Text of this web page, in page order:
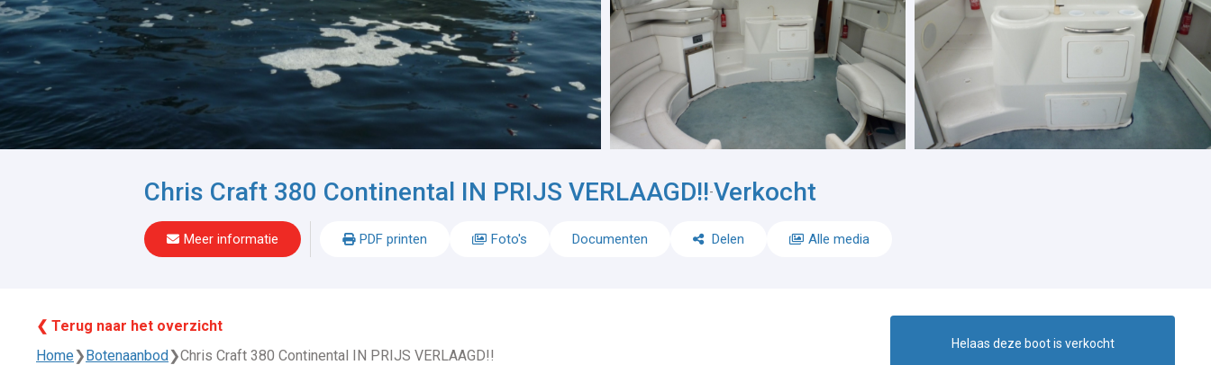
Chris Craft 380 Continental IN PRIJS VERLAAGD!!-Verkocht
Meer informatie PDF printen Foto's Documenten Delen Alle media
❮ Terug naar het overzicht
Home❯Botenaanbod❯Chris Craft 380 Continental IN PRIJS VERLAAGD!!
Helaas deze boot is verkocht